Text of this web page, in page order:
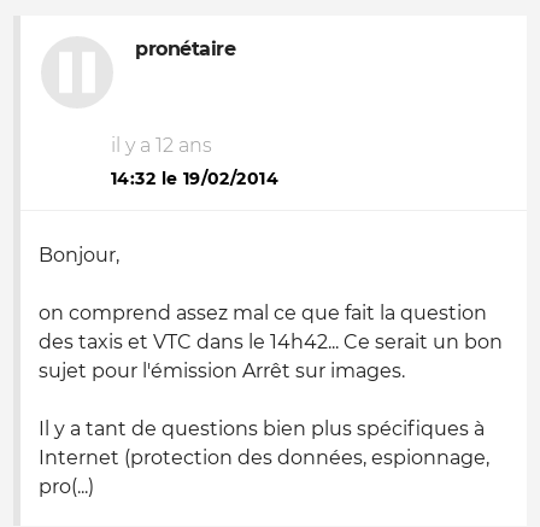
pronétaire
il y a 12 ans
14:32 le 19/02/2014
Bonjour,
on comprend assez mal ce que fait la question
des taxis et VTC dans le 14h42... Ce serait un bon
sujet pour l'émission Arrêt sur images.
Il y a tant de questions bien plus spécifiques à
Internet (protection des données, espionnage,
pro(...)